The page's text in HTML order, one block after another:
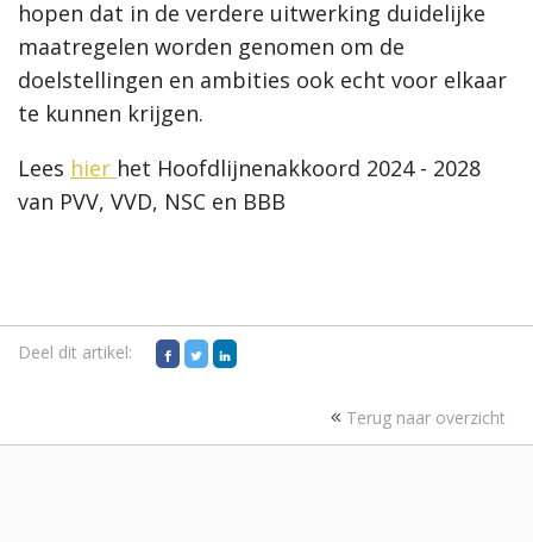
hopen dat in de verdere uitwerking duidelijke
maatregelen worden genomen om de
doelstellingen en ambities ook echt voor elkaar
te kunnen krijgen.
Lees hier het Hoofdlijnenakkoord 2024 - 2028
van PVV, VVD, NSC en BBB
Deel dit artikel:
Terug naar overzicht